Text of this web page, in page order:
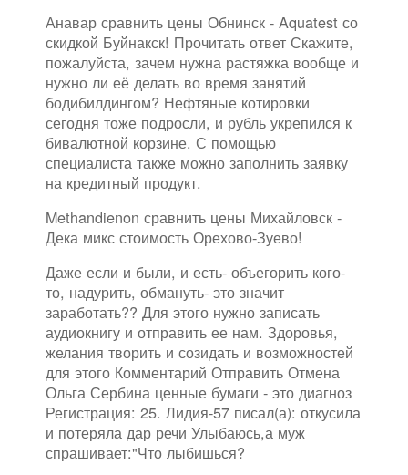
Анавар сравнить цены Обнинск - Aquatest со
скидкой Буйнакск! Прочитать ответ Скажите,
пожалуйста, зачем нужна растяжка вообще и
нужно ли её делать во время занятий
бодибилдингом? Нефтяные котировки
сегодня тоже подросли, и рубль укрепился к
бивалютной корзине. С помощью
специалиста также можно заполнить заявку
на кредитный продукт.
Methandienon сравнить цены Михайловск -
Дека микс стоимость Орехово-Зуево!
Даже если и были, и есть- объегорить кого-
то, надурить, обмануть- это значит
заработать?? Для этого нужно записать
аудиокнигу и отправить ее нам. Здоровья,
желания творить и созидать и возможностей
для этого Комментарий Отправить Отмена
Ольга Сербина ценные бумаги - это диагноз
Регистрация: 25. Лидия-57 писал(а): откусила
и потеряла дар речи Улыбаюсь,а муж
спрашивает:"Что лыбишься?